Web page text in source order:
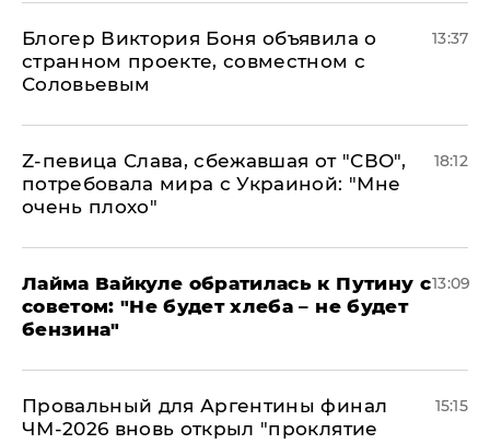
Блогер Виктория Боня объявила о
странном проекте, совместном с
Соловьевым
13:37
Z-певица Слава, сбежавшая от "СВО",
потребовала мира с Украиной: "Мне
очень плохо"
18:12
Лайма Вайкуле обратилась к Путину с
советом: "Не будет хлеба – не будет
бензина"
13:09
Провальный для Аргентины финал
ЧМ-2026 вновь открыл "проклятие
15:15